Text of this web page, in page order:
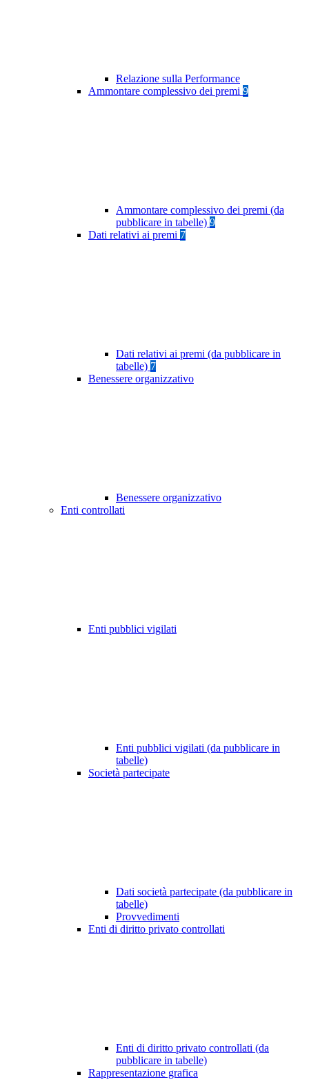
Relazione sulla Performance
Ammontare complessivo dei premi 9
Ammontare complessivo dei premi (da
pubblicare in tabelle) 9
Dati relativi ai premi 7
Dati relativi ai premi (da pubblicare in
tabelle) 7
Benessere organizzativo
Benessere organizzativo
Enti controllati
Enti pubblici vigilati
Enti pubblici vigilati (da pubblicare in
tabelle)
Società partecipate
Dati società partecipate (da pubblicare in
tabelle)
Provvedimenti
Enti di diritto privato controllati
Enti di diritto privato controllati (da
pubblicare in tabelle)
Rappresentazione grafica